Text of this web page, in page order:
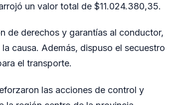
un valor total de $11.024.380,35.
de derechos y garantías al conductor,
causa. Además, dispuso el secuestro
el transporte.
las acciones de control y